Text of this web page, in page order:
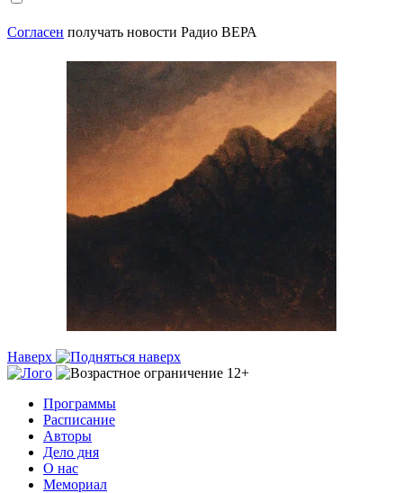
Согласен получать новости Радио ВЕРА
Наверх
Программы
Расписание
Авторы
Дело дня
О нас
Мемориал